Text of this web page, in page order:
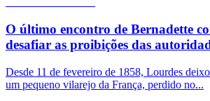
O último encontro de Bernadette
desafiar as proibições das
Desde 11 de fevereiro de 1858, Lourdes
um pequeno vilarejo da França, perdido no...